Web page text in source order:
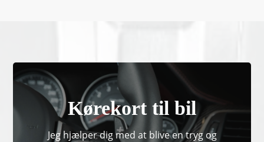
Kørekort til bil
Jeg hjælper dig med at blive en tryg og